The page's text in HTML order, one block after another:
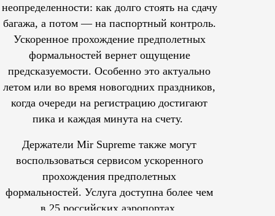
неопределенности: как долго стоять на сдачу
багажа, а потом — на паспортный контроль.
Ускоренное прохождение предполетных
формальностей вернет ощущение
предсказуемости. Особенно это актуально
летом или во время новогодних праздников,
когда очереди на регистрацию достигают
пика и каждая минута на счету.
Держатели Mir Supreme также могут
воспользоваться сервисом ускоренного
прохождения предполетных
формальностей. Услуга доступна более чем
в 25 российских аэропортах.